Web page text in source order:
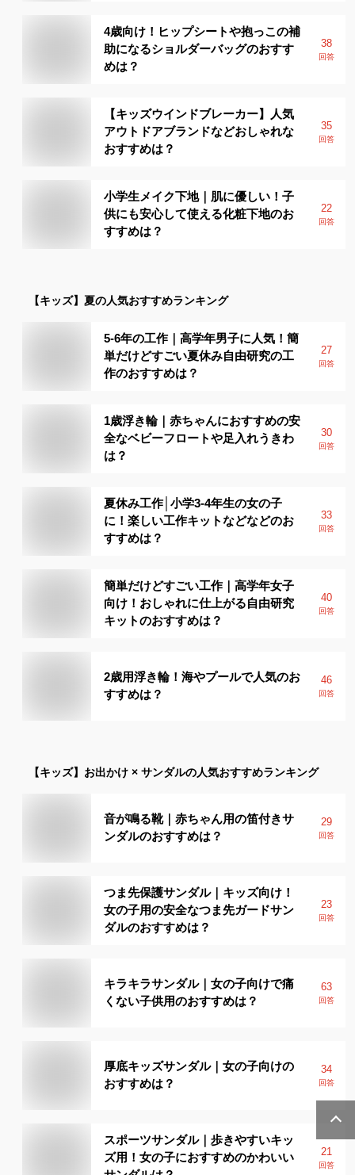
4歳向け！ヒップシートや抱っこの補
助になるショルダーバッグのおすす
めは？
38
回答
【キッズウインドブレーカー】人気
アウトドアブランドなどおしゃれな
おすすめは？
35
回答
小学生メイク下地｜肌に優しい！子
供にも安心して使える化粧下地のお
すすめは？
22
回答
【キッズ】 夏の人気おすすめランキング
5-6年の工作｜高学年男子に人気！簡
単だけどすごい夏休み自由研究の工
作のおすすめは？
27
回答
1歳浮き輪｜赤ちゃんにおすすめの安
全なベビーフロートや足入れうきわ
は？
30
回答
夏休み工作│小学3-4年生の女の子
に！楽しい工作キットなどなどのお
すすめは？
33
回答
簡単だけどすごい工作｜高学年女子
向け！おしゃれに仕上がる自由研究
キットのおすすめは？
40
回答
2歳用浮き輪！海やプールで人気のお
すすめは？
46
回答
【キッズ】 お出かけ × サンダルの人気おすすめランキング
音が鳴る靴｜赤ちゃん用の笛付きサ
ンダルのおすすめは？
29
回答
つま先保護サンダル｜キッズ向け！
女の子用の安全なつま先ガードサン
ダルのおすすめは？
23
回答
キラキラサンダル｜女の子向けで痛
くない子供用のおすすめは？
63
回答
厚底キッズサンダル｜女の子向けの
おすすめは？
34
回答
スポーツサンダル｜歩きやすいキッ
ズ用！女の子におすすめのかわいい
21
回答